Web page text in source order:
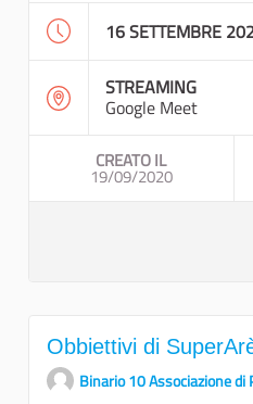
16 SETTEMBRE
STREAMING
Google Meet
CREATO IL
19/09/2020
Obbiettivi di
Binario 10 Associazione di